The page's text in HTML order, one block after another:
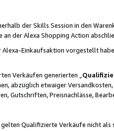
der Skills Session in den
an der Alexa Shopping Action
Einkaufsaktion vorgestellt
Verkäufen generierten „
abzüglich etwaiger
Gutschriften, Preisnachlässe,
Qualifizierte Verkäufe nicht